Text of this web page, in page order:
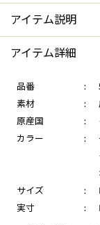
アイテム説明
アイテム詳細
品番 :
素材
:
原産国
:
カラー
:
サイズ
:
実寸
: